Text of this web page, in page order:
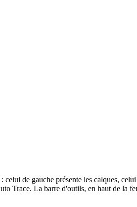
de gauche présente les calques,
Trace. La barre d'outils, en haut de la